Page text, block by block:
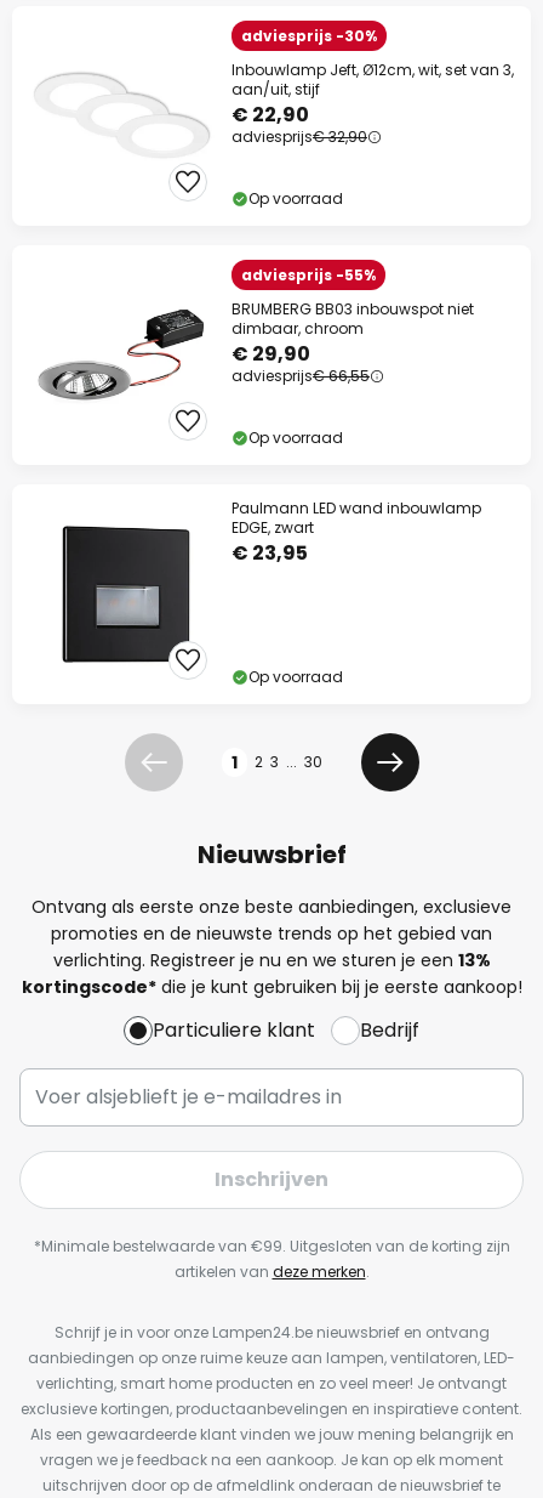
adviesprijs -30%
Inbouwlamp Jeft, Ø12cm, wit, set van 3,
aan/uit, stijf
€ 22,90
adviesprijs€ 32,90
Op voorraad
adviesprijs -55%
BRUMBERG BB03 inbouwspot niet
dimbaar, chroom
€ 29,90
adviesprijs€ 66,55
Op voorraad
Paulmann LED wand inbouwlamp
EDGE, zwart
€ 23,95
Op voorraad
Vorige 1 2 3 ... 30
Volgende
Nieuwsbrief
Ontvang als eerste onze beste aanbiedingen, exclusieve
promoties en de nieuwste trends op het gebied van
verlichting. Registreer je nu en we sturen je een 13%
kortingscode*die je kunt gebruiken bij je eerste aankoop!
Particuliere klant Bedrijf
Inschrijven
*Minimale bestelwaarde van €99. Uitgesloten van de korting zijn
artikelen van deze merken.
Schrijf je in voor onze Lampen24.be nieuwsbrief en ontvang
aanbiedingen op onze ruime keuze aan lampen, ventilatoren, LED-
verlichting, smart home producten en zo veel meer! Je ontvangt
exclusieve kortingen, productaanbevelingen en inspiratieve content.
Als een gewaardeerde klant vinden we jouw mening belangrijk en
vragen we je feedback na een aankoop. Je kan op elk moment
uitschrijven door op de afmeldlink onderaan de nieuwsbrief te